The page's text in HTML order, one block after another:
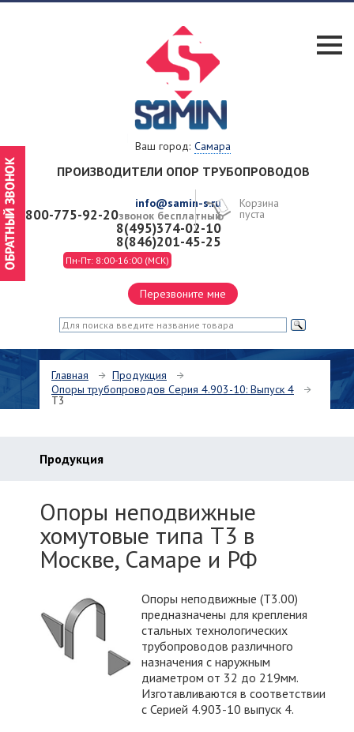
Ваш город: Самара
ПРОИЗВОДИТЕЛИ ОПОР ТРУБОПРОВОДОВ
info@samin-s.ru
8-800-775-92-20звонок бесплатный
8(495)374-02-10
8(846)201-45-25
Пн-Пт: 8:00-16:00 (МСК)
Корзина
пуста
Перезвоните мне
Главная
Продукция
Опоры трубопроводов Серия 4.903-10: Выпуск 4
Т3
Опоры неподвижные
хомутовые типа Т3 в
Москве, Самаре и РФ
Опоры неподвижные (Т3.00)
предназначены для крепления
стальных технологических
трубопроводов различного
назначения с наружным
диаметром от 32 до 219мм.
Изготавливаются в соответствии
с Серией 4.903-10 выпуск 4.
Продукция